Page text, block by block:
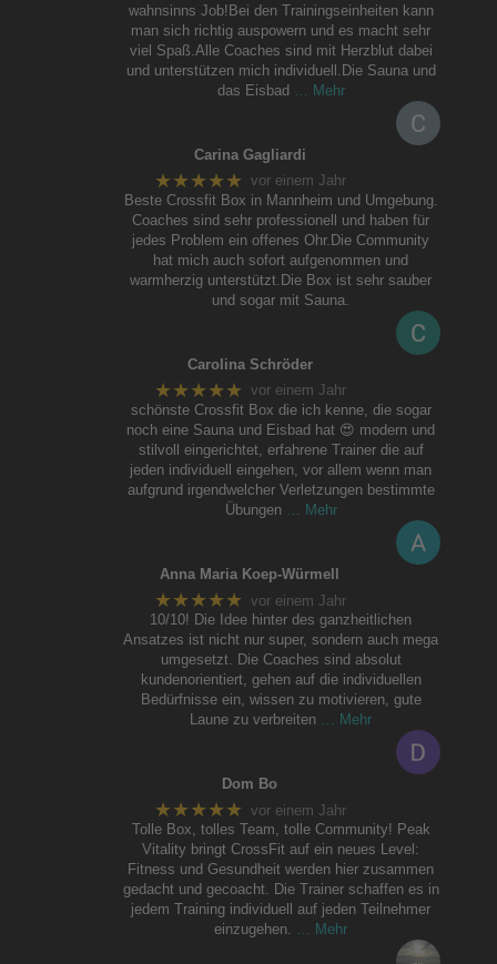
wahnsinns Job!Bei den Trainingseinheiten kann
man sich richtig auspowern und es macht sehr
viel Spaß.Alle Coaches sind mit Herzblut dabei
und unterstützen mich individuell.Die Sauna und
das Eisbad
… Mehr
Carina Gagliardi
★★★★★ vor einem Jahr
Beste Crossfit Box in Mannheim und Umgebung.
Coaches sind sehr professionell und haben für
jedes Problem ein offenes Ohr.Die Community
hat mich auch sofort aufgenommen und
warmherzig unterstützt.Die Box ist sehr sauber
und sogar mit Sauna.
Carolina Schröder
★★★★★ vor einem Jahr
schönste Crossfit Box die ich kenne, die sogar
noch eine Sauna und Eisbad hat 😍 modern und
stilvoll eingerichtet, erfahrene Trainer die auf
jeden individuell eingehen, vor allem wenn man
aufgrund irgendwelcher Verletzungen bestimmte
Übungen
… Mehr
Anna Maria Koep-Würmell
★★★★★ vor einem Jahr
10/10! Die Idee hinter des ganzheitlichen
Ansatzes ist nicht nur super, sondern auch mega
umgesetzt. Die Coaches sind absolut
kundenorientiert, gehen auf die individuellen
Bedürfnisse ein, wissen zu motivieren, gute
Laune zu verbreiten … Mehr
Dom Bo
★★★★★ vor einem Jahr
Tolle Box, tolles Team, tolle Community! Peak
Vitality bringt CrossFit auf ein neues Level:
Fitness und Gesundheit werden hier zusammen
gedacht und gecoacht. Die Trainer schaffen es in
jedem Training individuell auf jeden Teilnehmer
einzugehen. … Mehr